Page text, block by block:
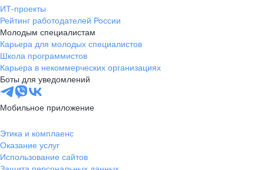
ИТ-проекты
Рейтинг работодателей России
Молодым специалистам
Карьера для молодых специалистов
Школа программистов
Карьера в некоммерческих организациях
Боты для уведомлений
Мобильное приложение
Этика и комплаенс
Оказание услуг
Использование сайтов